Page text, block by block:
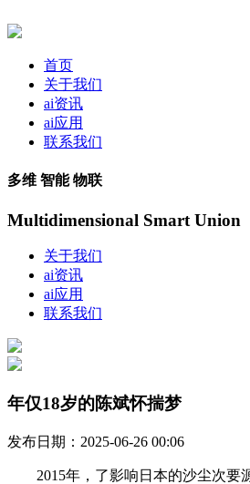
首页
关于我们
ai资讯
ai应用
联系我们
多维 智能 物联
Multidimensional Smart Union
关于我们
ai资讯
ai应用
联系我们
年仅18岁的陈斌怀揣梦
发布日期：2025-06-26 00:06
2015年，了影响日本的沙尘次要